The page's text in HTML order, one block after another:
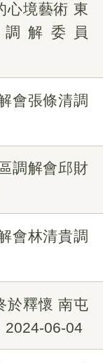
心境藝術 東
解委員
會張條清調
調解會邱財
會林清貴調
於釋懷 南屯
2024-06-04